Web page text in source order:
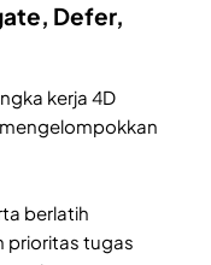
Defer,
kerja 4D
berlatih
prioritas tugas